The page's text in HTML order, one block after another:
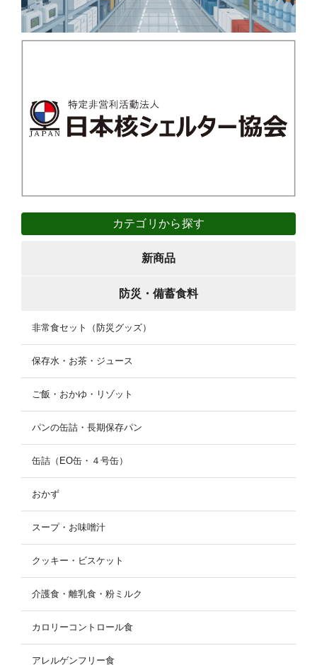
カテゴリから探す
新商品
防災・備蓄食料
非常食セット（防災グッズ）
保存水・お茶・ジュース
ご飯・おかゆ・リゾット
パンの缶詰・長期保存パン
缶詰（EO缶・４号缶）
おかず
スープ・お味噌汁
クッキー・ビスケット
介護食・離乳食・粉ミルク
カロリーコントロール食
アレルゲンフリー食